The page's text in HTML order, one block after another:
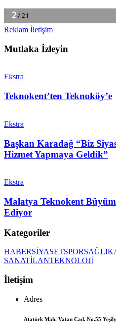
Reklam İletişim
Mutlaka İzleyin
Ekstra
Teknokent’ten Teknoköy’e
Ekstra
Başkan Karadağ “Biz
Hizmet Yapmaya Geldik”
Ekstra
Malatya Teknokent
Ediyor
Kategoriler
HABERSİYASETSPORSAĞLIK
SANATİLANTEKNOLOJİ
İletişim
Adres
Atatürk Mah. Vatan Cad. No.55